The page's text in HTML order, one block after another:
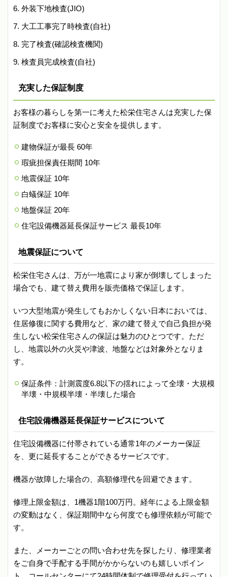
外装下地検査(JIO)
大工工事完了時検査(自社)
完了検査(確認検査機関)
検査員完成検査(自社)
充実した保証制度
お客様の暮らしを第一に考えた松栄住宅さんは充実した保
証制度でお客様に安心と安全を提供します。
建物保証が最長 60年
瑕疵担保責任期間 10年
地震保証 10年
白蟻保証 10年
地盤保証 20年
住宅設備機器延長保証サービス 最長10年
地震保証について
松栄住宅さんは、万が一地震により家が倒壊してしまった
場合でも、建て替え費用を販売価格で保証します。
いつ大型地震が発生してもおかしくない日本においては、
住居修復に関する費用など、家の建て替えで自己負担が発
生しない松栄住宅さんの保証は魅力のひとつです。ただ
し、地震以外の火災や津波、地盤などは対象外となりま
す。
保証条件：計測震度6.8以下の揺れによって全壊・大規模
半壊・中規模半壊・半壊した場合
住宅設備機器延長保証サービスについて
住宅設備機器に付帯されている通常1年のメーカー保証
を、更に延長することができるサービスです。
機器が故障した場合の、高額修理代を回避できます。
修理上限金額は、1機器1階100万円。経年による上限金額
の変動はなく、保証期間中なら何度でも修理依頼が可能で
す。
また、メーカーごとの問い合わせ先を探したり、修理業者
をご自身で手配する手間がかからないのも嬉しいポイン